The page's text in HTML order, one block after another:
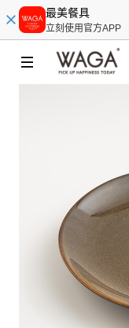
最美餐具
立刻使用官方APP